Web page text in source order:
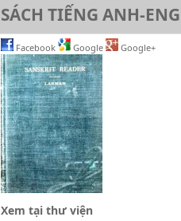
SÁCH TIẾNG ANH-
Facebook Google Google+
Xem tại thư viện